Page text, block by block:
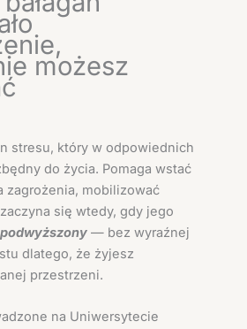
możesz
stresu, który w odpowiednich
do życia. Pomaga wstać
zagrożenia, mobilizować
się wtedy, gdy jego
— bez wyraźnej
dlatego, że żyjesz
przestrzeni.
na Uniwersytecie